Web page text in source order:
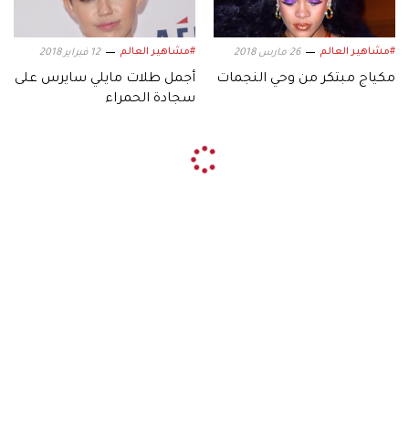
#مشاهير العالم 26 مارس 2018
مكياج مبتكر من وحي النجمات
#مشاهير العالم 12 فبراير 2018
أجمل طلات مايلي سايرس على
سجادة الحمراء